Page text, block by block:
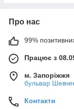
Про нас
99%
Працює з
м. Запоріжжя
бульвар
Контакти